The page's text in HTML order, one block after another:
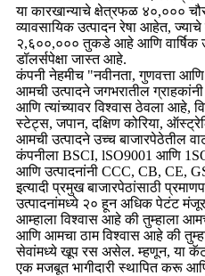
या कारखान्याचे क्षेत्रफळ ४०,०००
व्यावसायिक उत्पादन रेषा आहेत, ज्याचे
२,६००,००० तुकडे आहे आणि वार्षिक
डॉलर्सपेक्षा जास्त आहे.
कंपनी नेहमीच "नवीनता, गुणवत्ता
आमची उत्पादने जगभरातील
आणि त्यांच्यावर विश्वास ठेवला आहे,
स्टेट्स, जपान, दक्षिण कोरिया,
आमची उत्पादने उच्च बाजारपेठेतील
कंपनीला BSCI, lSO9001 आणि
आणि उत्पादनांनी CCC, CB, CE,
इत्यादी प्रमुख बाजारपेठांसाठी
उत्पादनांमध्ये २० हून अधिक पेटंट
आम्हाला विश्वास आहे की तुम्हाला
आणि आमचा ठाम विश्वास आहे की
सेवांमध्ये खूप रस असेल. म्हणून, या
एक मजबूत भागीदारी स्थापित करू